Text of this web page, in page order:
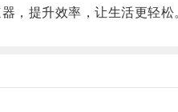
提升效率，让生活更轻松